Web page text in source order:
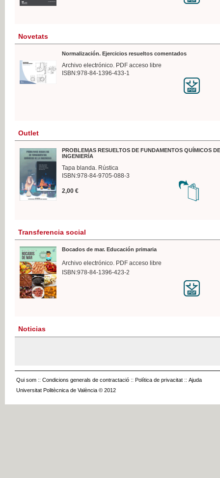
Novetats
Normalización. Ejercicios resueltos comentados
Archivo electrónico. PDF acceso libre
ISBN:978-84-1396-433-1
Outlet
PROBLEMAS RESUELTOS DE FUNDAMENTOS QUÍMICOS
INGENIERÍA
Tapa blanda. Rústica
ISBN:978-84-9705-088-3
2,00 €
Transferencia social
Bocados de mar. Educación primaria
Archivo electrónico. PDF acceso libre
ISBN:978-84-1396-423-2
Noticias
Qui som :: Condicions generals de contractació :: Política de privacitat :: Ajuda
Universitat Politècnica de València © 2012